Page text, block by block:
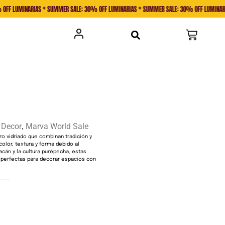
* SUMMER SALE: 30% OFF LUMINARIAS * SUMMER SALE: 30% OFF LUMINARIAS *
Decor, Marva World Sale
vidriado que combinan tradición y
textura y forma debido al
y la cultura purépecha, estas
para decorar espacios con